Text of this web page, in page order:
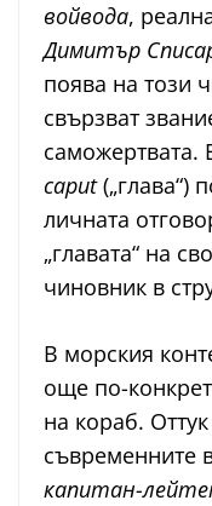
войвода,
Димитър
поява на този
свързват
саможертвата.
caput(„глава“)
личната
„главата“ на
чиновник в
В морския
още по-
на кораб.
съвременните
капитан-